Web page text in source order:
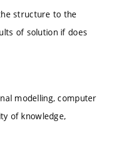
structure to the
of solution if does
modelling, computer
of knowledge,